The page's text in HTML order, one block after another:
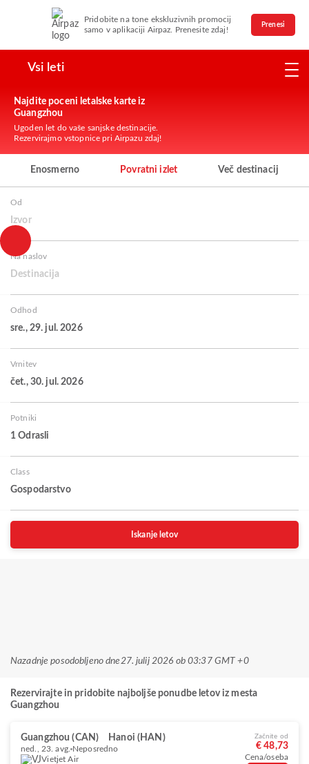
Pridobite na tone ekskluzivnih promocij
samo v aplikaciji Airpaz. Prenesite zdaj!
Prenesi
Vsi leti
Najdite poceni letalske karte iz
Guangzhou
Ugoden let do vaše sanjske destinacije.
Rezervirajmo vstopnice pri Airpazu zdaj!
Enosmerno Povratni izlet Več destinacij
Od
Izvor
Na naslov
Destinacija
Odhod
sre., 29. jul. 2026
Vrnitev
čet., 30. jul. 2026
Potniki
1 Odrasli
Class
Gospodarstvo
Iskanje letov
Nazadnje posodobljeno dne27. julij 2026 ob 03:37 GMT +0
Rezervirajte in pridobite najboljše ponudbe letov iz mesta
Guangzhou
Guangzhou (CAN) Hanoi (HAN)
ned., 23. avg. Neposredno
Vietjet Air
Začnite od
€ 48,73
Cena/oseba